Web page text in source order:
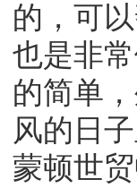
的，可
也是非
的简单
风的日
蒙顿世